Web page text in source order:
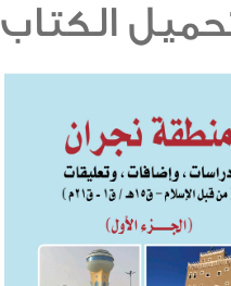
الكتاب